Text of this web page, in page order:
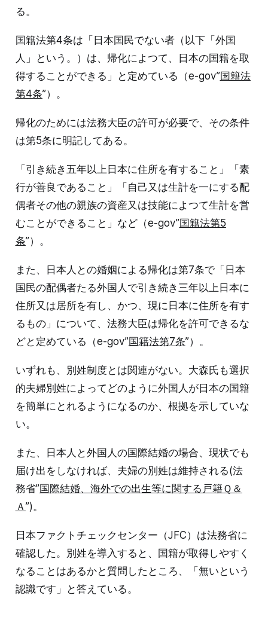
る。
国籍法第4条は「日本国民でない者（以下「外国
人」という。）は、帰化によつて、日本の国籍を取
得することができる」と定めている（e-gov”国籍法
第4条”）。
帰化のためには法務大臣の許可が必要で、その条件
は第5条に明記してある。
「引き続き五年以上日本に住所を有すること」「素
行が善良であること」「自己又は生計を一にする配
偶者その他の親族の資産又は技能によつて生計を営
むことができること」など（e-gov”国籍法第5
条”）。
また、日本人との婚姻による帰化は第7条で「日本
国民の配偶者たる外国人で引き続き三年以上日本に
住所又は居所を有し、かつ、現に日本に住所を有す
るもの」について、法務大臣は帰化を許可できるな
どと定めている（e-gov”国籍法第7条”）。
いずれも、別姓制度とは関連がない。大森氏も選択
的夫婦別姓によってどのように外国人が日本の国籍
を簡単にとれるようになるのか、根拠を示していな
い。
また、日本人と外国人の国際結婚の場合、現状でも
届け出をしなければ、夫婦の別姓は維持される(法
務省”国際結婚、海外での出生等に関する戸籍Ｑ＆
Ａ ”)。
日本ファクトチェックセンター（JFC）は法務省に
確認した。別姓を導入すると、国籍が取得しやすく
なることはあるかと質問したところ、「無いという
認識です」と答えている。